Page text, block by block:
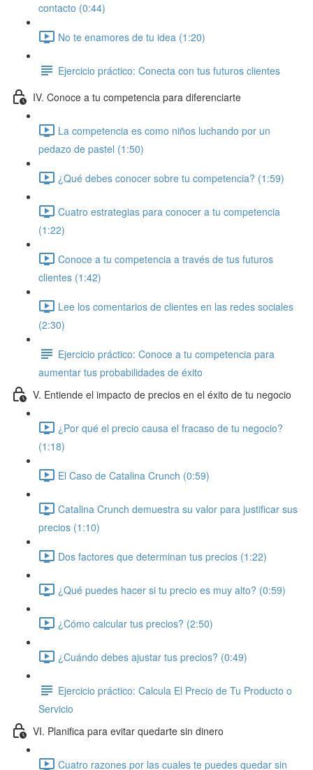
contacto (0:44)
No te enamores de tu idea (1:20)
Ejercicio práctico: Conecta con tus futuros clientes
IV. Conoce a tu competencia para diferenciarte
La competencia es como niños luchando por un
pedazo de pastel (1:50)
¿Qué debes conocer sobre tu competencia? (1:59)
Cuatro estrategias para conocer a tu competencia
(1:22)
Conoce a tu competencia a través de tus futuros
clientes (1:42)
Lee los comentarios de clientes en las redes sociales
(2:30)
Ejercicio práctico: Conoce a tu competencia para
aumentar tus probabilidades de éxito
V. Entiende el impacto de precios en el éxito de tu negocio
¿Por qué el precio causa el fracaso de tu negocio?
(1:18)
El Caso de Catalina Crunch (0:59)
Catalina Crunch demuestra su valor para justificar sus
precios (1:10)
Dos factores que determinan tus precios (1:22)
¿Qué puedes hacer si tu precio es muy alto? (0:59)
¿Cómo calcular tus precios? (2:50)
¿Cuándo debes ajustar tus precios? (0:49)
Ejercicio práctico: Calcula El Precio de Tu Producto o
Servicio
VI. Planifica para evitar quedarte sin dinero
Cuatro razones por las cuales te puedes quedar sin